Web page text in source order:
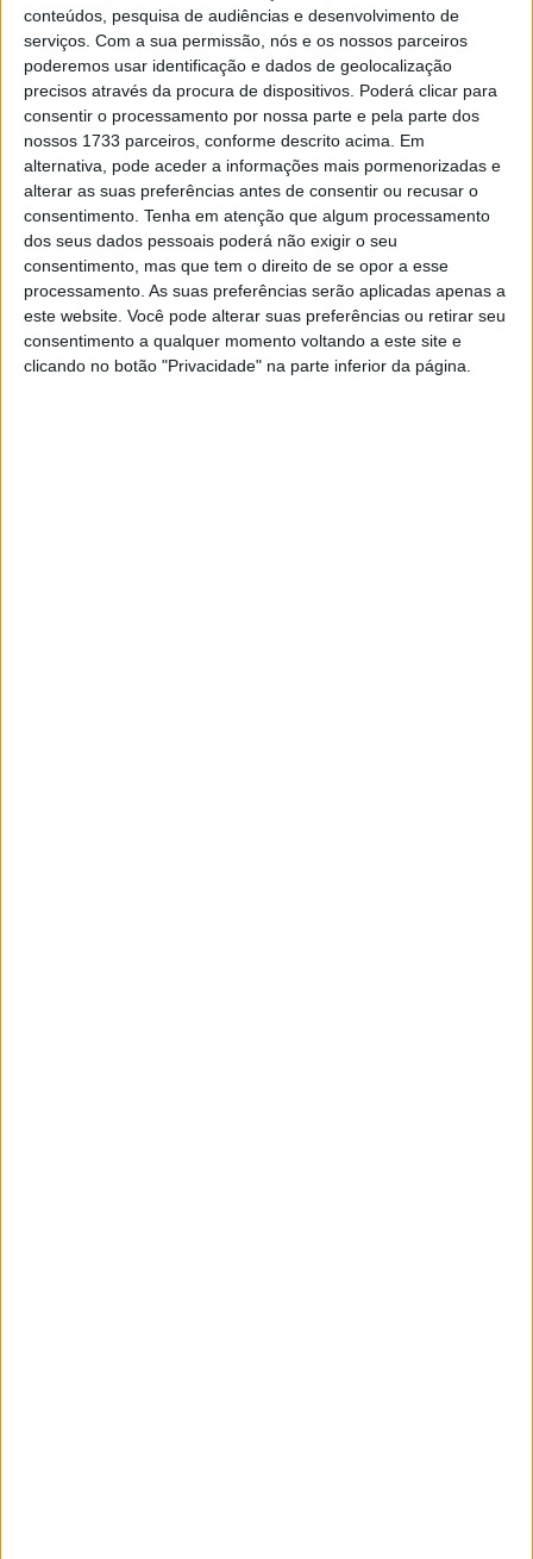
conteúdos, pesquisa de audiências e desenvolvimento de
serviços. Com a sua permissão, nós e os nossos parceiros
poderemos usar identificação e dados de geolocalização
precisos através da procura de dispositivos. Poderá clicar para
consentir o processamento por nossa parte e pela parte dos
nossos 1733 parceiros, conforme descrito acima. Em
alternativa, pode aceder a informações mais pormenorizadas e
alterar as suas preferências antes de consentir ou recusar o
consentimento. Tenha em atenção que algum processamento
dos seus dados pessoais poderá não exigir o seu
consentimento, mas que tem o direito de se opor a esse
processamento. As suas preferências serão aplicadas apenas a
este website. Você pode alterar suas preferências ou retirar seu
consentimento a qualquer momento voltando a este site e
clicando no botão "Privacidade" na parte inferior da página.
(Yamaha), que faz a sua estreia na prova marroquina, foi
12º a 22m34s do primeiro e Mário Patrão (KTM) 13º a
22m57s.
Artigos relacionados
MotoGP: Jorge Martín não dá hipóteses e
vence Sprint marcada pelo domínio da
Aprilia
MotoGP: Jack Miller prepara adeus após 16
temporadas nos Grandes Prémios
8 AGOSTO, 2026